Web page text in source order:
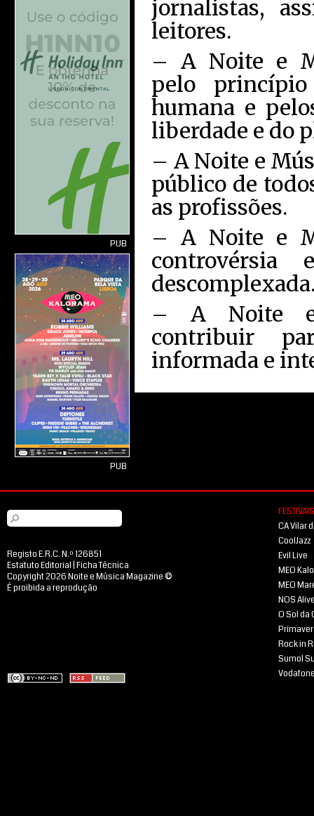
PUB
PUB
jornalistas,
leitores.
– A Noite e
pelo
humana e
liberdade e do
– A Noite e
público de
as profissões.
– A Noite e
– A Noite e
contribuir
informada e
Registo E.R.C. N.º 126851
Estatuto Editorial Ficha Técnica
Copyright 2026 Noite e Música Magazine ©
É proibida a reprodução
FESTIVAIS
CA Vilar
CoolJazz
Evil Live
MEO
MEO
NOS
O Sol da
Rock in
Sumol